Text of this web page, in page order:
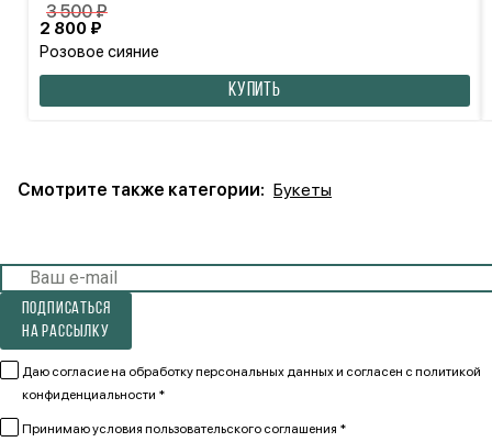
Розовое сияние
2 800 ₽
3 500 ₽
КУПИТЬ
Смотрите также категории: Букеты
Подписаться
на рассылку
Даю согласие на обработку персональных данных и согласен с политикой
конфиденциальности *
Принимаюусловия пользовательского соглашения *